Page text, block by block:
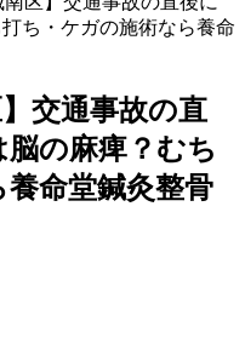
ち・ケガの施術なら養命
交通事故の直
の麻痺？むち
命堂鍼灸整骨